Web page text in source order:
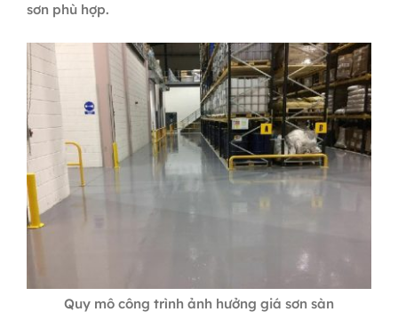
sơn phù hợp.
Quy mô công trình ảnh hưởng giá sơn sàn